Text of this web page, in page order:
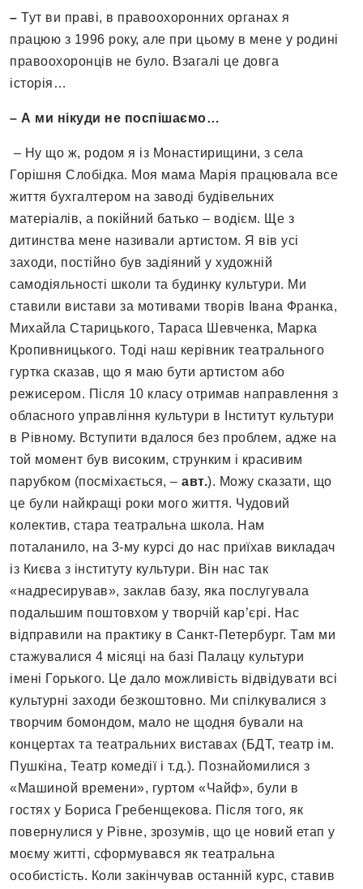
– Тут ви праві, в правоохоронних органах я
працюю з 1996 року, але при цьому в мене у родині
правоохоронців не було. Взагалі це довга
історія…
– А ми нікуди не поспішаємо…
– Ну що ж, родом я із Монастирищини, з села
Горішня Слобідка. Моя мама Марія працювала все
життя бухгалтером на заводі будівельних
матеріалів, а покійний батько – водієм. Ще з
дитинства мене називали артистом. Я вів усі
заходи, постійно був задіяний у художній
самодіяльності школи та будинку культури. Ми
ставили вистави за мотивами творів Івана Франка,
Михайла Старицького, Тараса Шевченка, Марка
Кропивницького. Тоді наш керівник театрального
гуртка сказав, що я маю бути артистом або
режисером. Після 10 класу отримав направлення з
обласного управління культури в Інститут культури
в Рівному. Вступити вдалося без проблем, адже на
той момент був високим, струнким і красивим
парубком (посміхається, – авт.). Можу сказати, що
це були найкращі роки мого життя. Чудовий
колектив, стара театральна школа. Нам
поталанило, на 3-му курсі до нас приїхав викладач
із Києва з інституту культури. Він нас так
«надресирував», заклав базу, яка послугувала
подальшим поштовхом у творчій кар’єрі. Нас
відправили на практику в Санкт-Петербург. Там ми
стажувалися 4 місяці на базі Палацу культури
імені Горького. Це дало можливість відвідувати всі
культурні заходи безкоштовно. Ми спілкувалися з
творчим бомондом, мало не щодня бували на
концертах та театральних виставах (БДТ, театр ім.
Пушкіна, Театр комедії і т.д.). Познайомилися з
«Машиной времени», гуртом «Чайф», були в
гостях у Бориса Гребенщекова. Після того, як
повернулися у Рівне, зрозумів, що це новий етап у
моєму житті, сформувався як театральна
особистість. Коли закінчував останній курс, ставив